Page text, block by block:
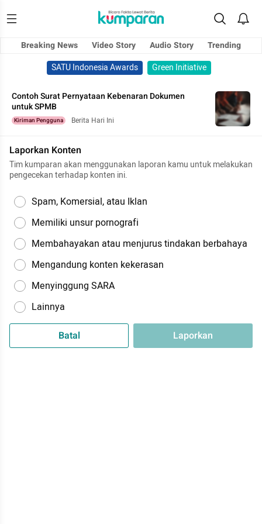
Breaking News Video Story Audio Story
Trending
SATU Indonesia Awards
Green Initiative
Contoh Surat Pernyataan Kebenaran Dokumen
untuk SPMB
Kiriman Pengguna Berita Hari Ini
Laporkan Konten
Tim kumparan akan menggunakan laporan kamu untuk melakukan
pengecekan terhadap konten ini.
Spam, Komersial, atau Iklan
Memiliki unsur pornografi
Membahayakan atau menjurus tindakan berbahaya
Mengandung konten kekerasan
Menyinggung SARA
Lainnya
Batal Laporkan